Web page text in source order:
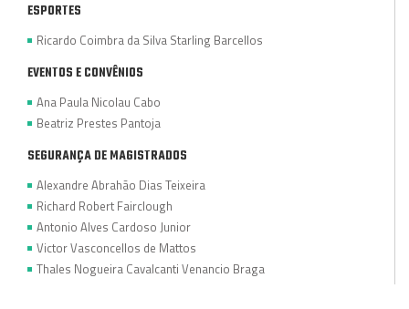
ESPORTES
Ricardo Coimbra da Silva Starling Barcellos
EVENTOS E CONVÊNIOS
Ana Paula Nicolau Cabo
Beatriz Prestes Pantoja
SEGURANÇA DE MAGISTRADOS
Alexandre Abrahão Dias Teixeira
Richard Robert Fairclough
Antonio Alves Cardoso Junior
Victor Vasconcellos de Mattos
Thales Nogueira Cavalcanti Venancio Braga